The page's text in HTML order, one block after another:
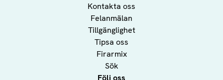
Kontakta oss
Felanmälan
Tillgänglighet
Tipsa oss
Firarmix
Sök
Följ oss